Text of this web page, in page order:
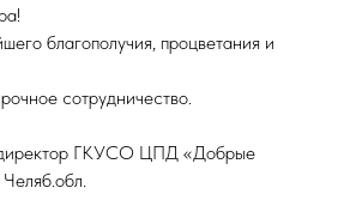
благополучия, процветания и
сотрудничество.
ГКУСО ЦПД «Добрые